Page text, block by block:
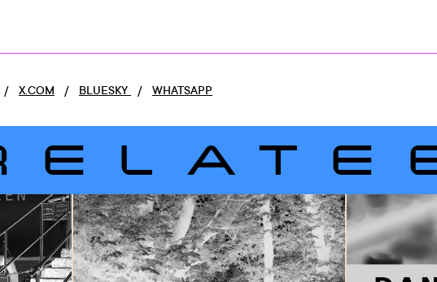
/ X.COM / BLUESKY / WHATSAPP